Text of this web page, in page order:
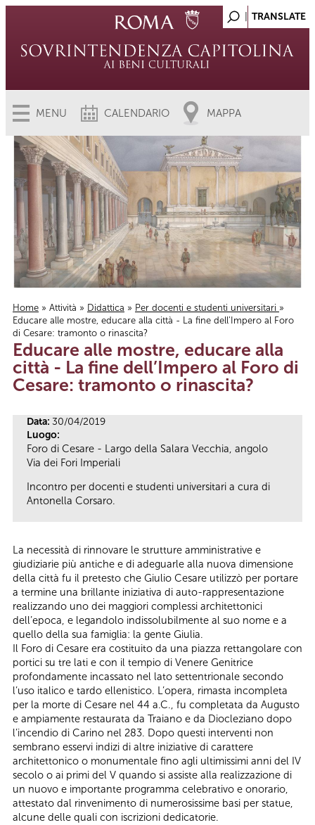
MENU CALENDARIO MAPPA
Tu sei qui
Home » Attività » Didattica » Per docenti e studenti universitari »
Educare alle mostre, educare alla città - La fine dell’Impero al Foro
di Cesare: tramonto o rinascita?
Educare alle mostre, educare alla
città - La fine dell’Impero al Foro di
Cesare: tramonto o rinascita?
Data: 30/04/2019
Luogo:
Foro di Cesare - Largo della Salara Vecchia, angolo
Via dei Fori Imperiali
Incontro per docenti e studenti universitari a cura di
Antonella Corsaro.
La necessità di rinnovare le strutture amministrative e
giudiziarie più antiche e di adeguarle alla nuova dimensione
della città fu il pretesto che Giulio Cesare utilizzò per portare
a termine una brillante iniziativa di auto-rappresentazione
realizzando uno dei maggiori complessi architettonici
dell’epoca, e legandolo indissolubilmente al suo nome e a
quello della sua famiglia: la gente Giulia.
Il Foro di Cesare era costituito da una piazza rettangolare con
portici su tre lati e con il tempio di Venere Genitrice
profondamente incassato nel lato settentrionale secondo
l’uso italico e tardo ellenistico. L’opera, rimasta incompleta
per la morte di Cesare nel 44 a.C., fu completata da Augusto
e ampiamente restaurata da Traiano e da Diocleziano dopo
l’incendio di Carino nel 283. Dopo questi interventi non
sembrano esservi indizi di altre iniziative di carattere
architettonico o monumentale fino agli ultimissimi anni del IV
secolo o ai primi del V quando si assiste alla realizzazione di
un nuovo e importante programma celebrativo e onorario,
attestato dal rinvenimento di numerosissime basi per statue,
alcune delle quali con iscrizioni dedicatorie.